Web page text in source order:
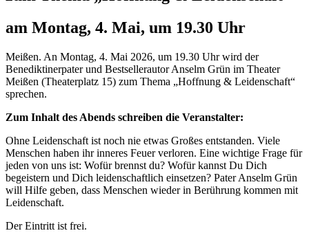
am Montag, 4. Mai, um 19.30 Uhr
Meißen. An Montag, 4. Mai 2026, um 19.30 Uhr wird der
Benediktinerpater und Bestsellerautor Anselm Grün im Theater
Meißen (Theaterplatz 15) zum Thema „Hoffnung & Leidenschaft“
sprechen.
Zum Inhalt des Abends schreiben die Veranstalter:
Ohne Leidenschaft ist noch nie etwas Großes entstanden. Viele
Menschen haben ihr inneres Feuer verloren. Eine wichtige Frage für
jeden von uns ist: Wofür brennst du? Wofür kannst Du Dich
begeistern und Dich leidenschaftlich einsetzen? Pater Anselm Grün
will Hilfe geben, dass Menschen wieder in Berührung kommen mit
Leidenschaft.
Der Eintritt ist frei.